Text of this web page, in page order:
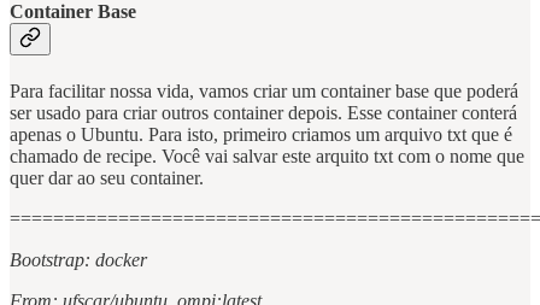
Container Base
Para facilitar nossa vida, vamos criar um container base que poderá
ser usado para criar outros container depois. Esse container conterá
apenas o Ubuntu. Para isto, primeiro criamos um arquivo txt que é
chamado de recipe. Você vai salvar este arquito txt com o nome que
quer dar ao seu container.
Bootstrap: docker